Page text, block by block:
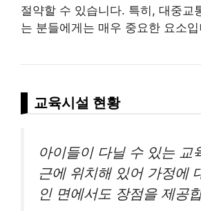
절약할 수 있습니다. 특히, 대중교
는 분들에게는 매우 중요한 요소
교육시설 현황
아이들이 다닐 수 있는 교
근에 위치해 있어 가정에
인 면에서도 장점을 제공